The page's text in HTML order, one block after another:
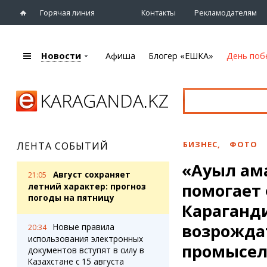
Горячая линия Контакты Рекламодателям
Караганды
eTV
Рассылка новостей
Персоны
Афиша
Театры
Спорт
Выставки
Цирк и зоопарк
Блогер «ЕШКА»
Лента блогера
Карты
Web-камеры
Новости Афиша Блогер «ЕШКА» День
ЛЕНТА СОБЫТИЙ
21:05
Август сохраняет
летний характер: прогноз
погоды на пятницу
20:34
Новые правила
использования электронных
документов вступят в силу в
Казахстане с 15 августа
БИЗНЕС, ФОТО
«Ауыл
промысел